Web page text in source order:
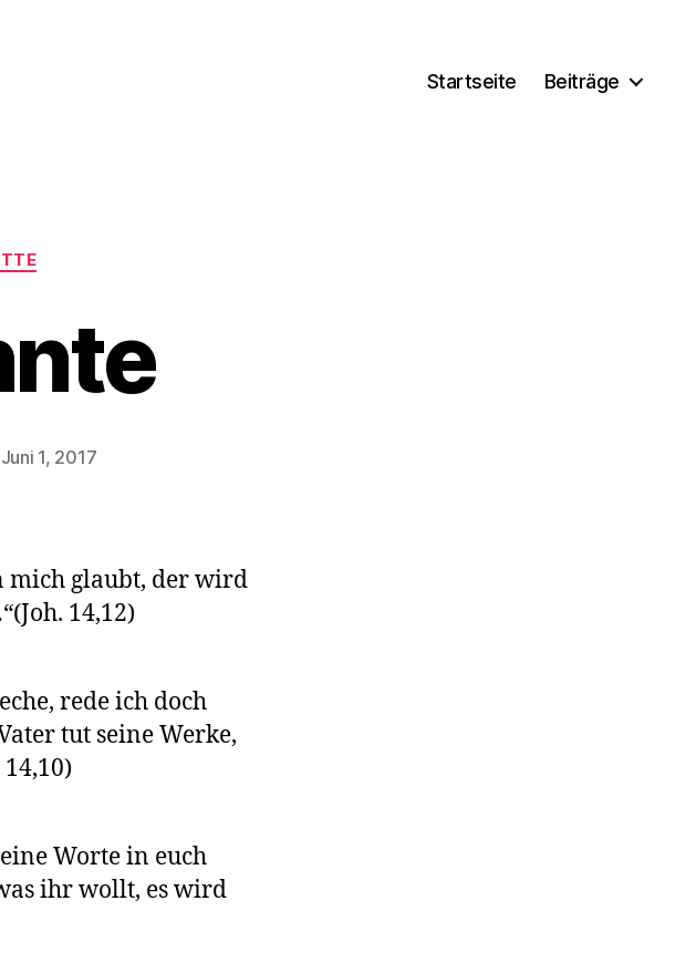
Startseite Beiträge
Juni 1, 2017
mich glaubt, der wird
14,12)
rede ich doch
tut seine Werke,
Worte in euch
ihr wollt, es wird